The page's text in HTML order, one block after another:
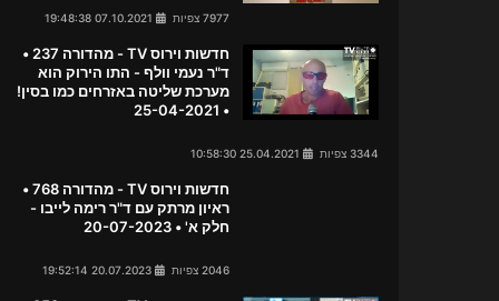
7977 צפיות
חדשות וירוס TV - מהדורה 237 •
ד"ר נעמי וולף - התו הירוק הוא
מערכת שליטה באזרחים כמו בסין!
• 25-04-2021
3344 צפיות
חדשות וירוס TV - מהדורה 768 •
ראיון מרתק עם ד"ר רימה לייבו -
חלק א' • 20-07-2023
2046 צפיות